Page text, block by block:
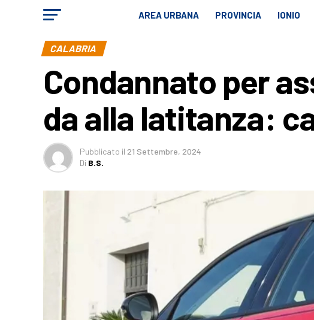
AREA URBANA PROVINCIA IONIO
CALABRIA
Condannato per
da alla latitanza:
Pubblicato il 21 Settembre, 2024
Di B.S.